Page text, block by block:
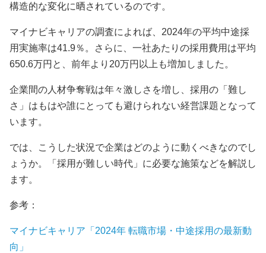
構造的な変化に晒されているのです。
マイナビキャリアの調査によれば、2024年の平均中途採
用実施率は41.9％。さらに、一社あたりの採用費用は平均
650.6万円と、前年より20万円以上も増加しました。
企業間の人材争奪戦は年々激しさを増し、採用の「難し
さ」はもはや誰にとっても避けられない経営課題となって
います。
では、こうした状況で企業はどのように動くべきなのでし
ょうか。「採用が難しい時代」に必要な施策などを解説し
ます。
参考：
マイナビキャリア「2024年 転職市場・中途採用の最新動
向」